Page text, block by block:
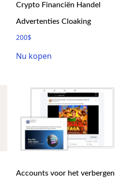
Crypto Financiën Handel
Advertenties Cloaking
200$
Nu kopen
Accounts voor het verbergen